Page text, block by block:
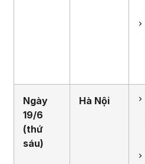
Ngày
19/6
(thứ
sáu)
Hà Nội